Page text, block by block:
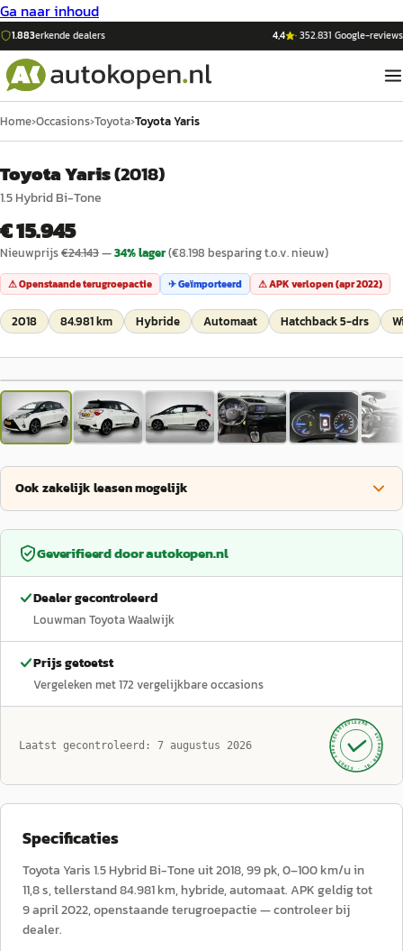
Ga naar inhoud
1.883erkende dealers 4,4 ·352.831 Google-reviews
Home›Occasions›Toyota›Toyota Yaris
Toyota Yaris(2018)
1.5 Hybrid Bi-Tone
€ 15.945
Nieuwprijs€24.143—34% lager(€8.198 besparing t.o.v. nieuw)
⚠ Openstaande terugroepactie ✈ Geïmporteerd ⚠ APK verlopen (apr 2022)
2018 84.981 km Hybride Automaat Hatchback 5-drs
1/29
Ook zakelijk leasen mogelijk
Geverifieerd doorautokopen.nl
Dealer gecontroleerd
Louwman Toyota Waalwijk
Prijs getoetst
Vergeleken met172 vergelijkbare occasions
Laatst gecontroleerd: 7 augustus 2026 GECONTROLEERD ·
AUTOKOPEN.NL
· SINDS 1999 ·
Specificaties
Toyota Yaris 1.5 Hybrid Bi-Tone uit 2018, 99 pk, 0–100 km/u in
11,8 s, tellerstand 84.981 km, hybride, automaat. APK geldig tot
9 april 2022, openstaande terugroepactie — controleer bij
dealer.